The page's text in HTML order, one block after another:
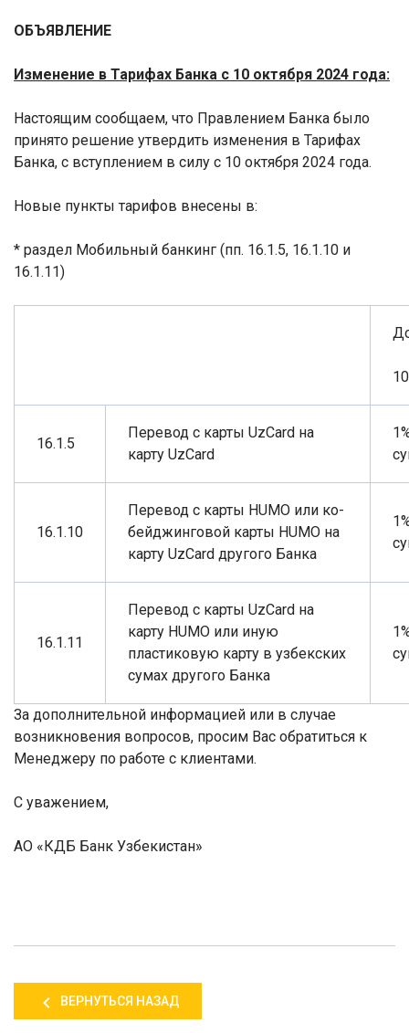
ОБЪЯВЛЕНИЕ
Изменение в Тарифах Банка с 10 октября 2024 года:
Настоящим сообщаем, что Правлением Банка было
принято решение утвердить изменения в Тарифах
Банка, с вступлением в силу с 10 октября 2024 года.
Новые пункты тарифов внесены в:
* раздел Мобильный банкинг (пп. 16.1.5, 16.1.10 и
16.1.11)
16.1.5
Перевод с карты UzCard на
карту UzCard
16.1.10
Перевод с карты HUMO или ко-
бейджинговой карты HUMO на
карту UzCard другого Банка
16.1.11
Перевод с карты UzCard на
карту HUMO или иную
пластиковую карту в узбекских
сумах другого Банка
За дополнительной информацией или в случае
возникновения вопросов, просим Вас обратиться к
Менеджеру по работе с клиентами.
С уважением,
АО «КДБ Банк Узбекистан»
ВЕРНУТЬСЯ НАЗАД